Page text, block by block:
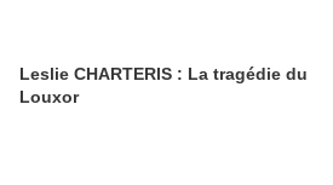
Leslie CHARTERIS : La tragédie du
Louxor